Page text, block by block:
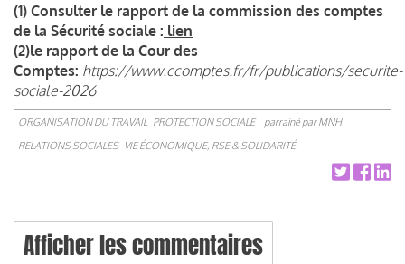
(1) Consulter le rapport de la commission des comptes
de la Sécurité sociale : lien
(2)le rapport de la Cour des
Comptes: https://www.ccomptes.fr/fr/publications/securite-
sociale-2026
ORGANISATION DU TRAVAIL PROTECTION SOCIALE parrainé parMNH
RELATIONS SOCIALES VIE ÉCONOMIQUE, RSE & SOLIDARITÉ
Afficher les commentaires